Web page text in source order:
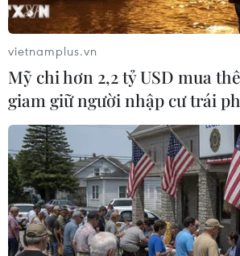
#Sao hỏa #Mặt Trăng
#Không gian
#Tàu thăm dò Hằng Nga 4
#CNSA
Theo dõi VietnamPlus
vietnamplus.vn
Mỹ chi hơn 2,2 tỷ USD mua
giam giữ người nhập cư trái